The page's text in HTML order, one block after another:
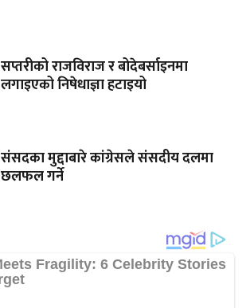
सप्तरीको राजविराज र बोदेबर्साइनमा
लगाइएको निषेधाज्ञा हटाइयो
संसदका मुद्दाबारे कांग्रेसले संसदीय दलमा
छलफल गर्ने